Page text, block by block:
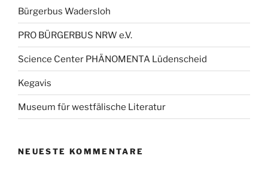
Bürgerbus Wadersloh
PRO BÜRGERBUS NRW e.V.
Science Center PHÄNOMENTA Lüdenscheid
Kegavis
Museum für westfälische Literatur
NEUESTE KOMMENTARE